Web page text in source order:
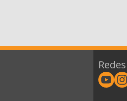
foi feito